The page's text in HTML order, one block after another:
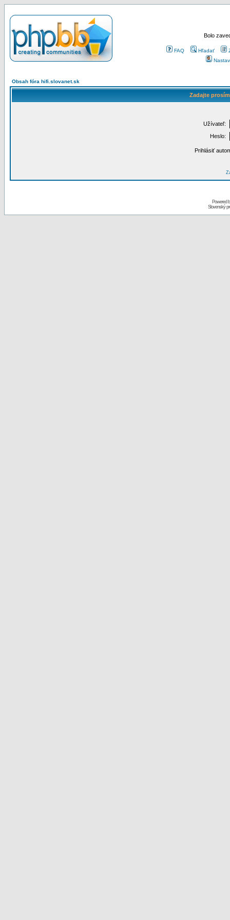
Bolo
FAQ Hľadať
Obsah fóra hifi.slovanet.sk
Zadajte
Užívateľ:
Heslo:
Prihlásiť
Powered
Slovenský